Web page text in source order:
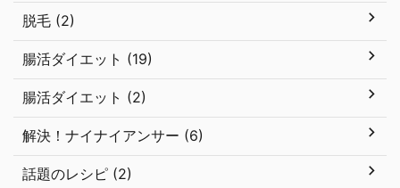
脱毛 (2)
腸活ダイエット (19)
腸活ダイエット (2)
解決！ナイナイアンサー (6)
話題のレシピ (2)